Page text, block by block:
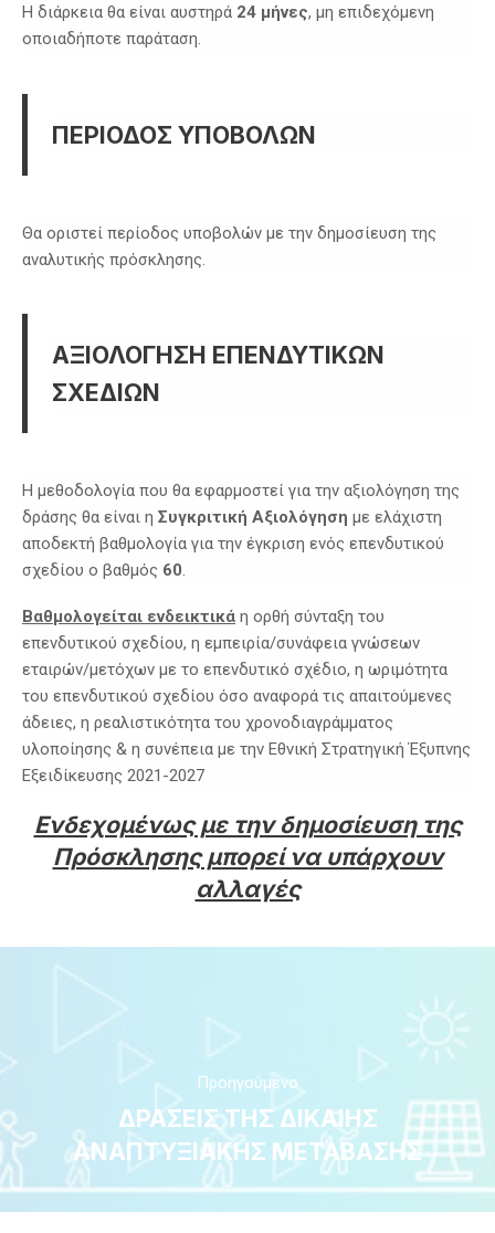
Η διάρκεια θα είναι αυστηρά 24 μήνες, μη επιδεχόμενη
οποιαδήποτε παράταση.
ΠΕΡΙΟΔΟΣ ΥΠΟΒΟΛΩΝ
Θα οριστεί περίοδος υποβολών με την δημοσίευση της
αναλυτικής πρόσκλησης.
ΑΞΙΟΛΟΓΗΣΗ ΕΠΕΝΔΥΤΙΚΩΝ
ΣΧΕΔΙΩΝ
Η μεθοδολογία που θα εφαρμοστεί για την αξιολόγηση της
δράσης θα είναι η Συγκριτική Αξιολόγηση με ελάχιστη
αποδεκτή βαθμολογία για την έγκριση ενός επενδυτικού
σχεδίου ο βαθμός 60.
Βαθμολογείται ενδεικτικά η ορθή σύνταξη του
επενδυτικού σχεδίου, η εμπειρία/συνάφεια γνώσεων
εταιρών/μετόχων με το επενδυτικό σχέδιο, η ωριμότητα
του επενδυτικού σχεδίου όσο αναφορά τις απαιτούμενες
άδειες, η ρεαλιστικότητα του χρονοδιαγράμματος
υλοποίησης & η συνέπεια με την Εθνική Στρατηγική Έξυπνης
Εξειδίκευσης 2021-2027
Ενδεχομένως με την δημοσίευση της
Πρόσκλησης μπορεί να υπάρχουν
αλλαγές
Προηγούμενο
ΔΡΑΣΕΙΣ ΤΗΣ ΔΙΚΑΙΗΣ
ΑΝΑΠΤΥΞΙΑΚΗΣ ΜΕΤΑΒΑΣΗΣ